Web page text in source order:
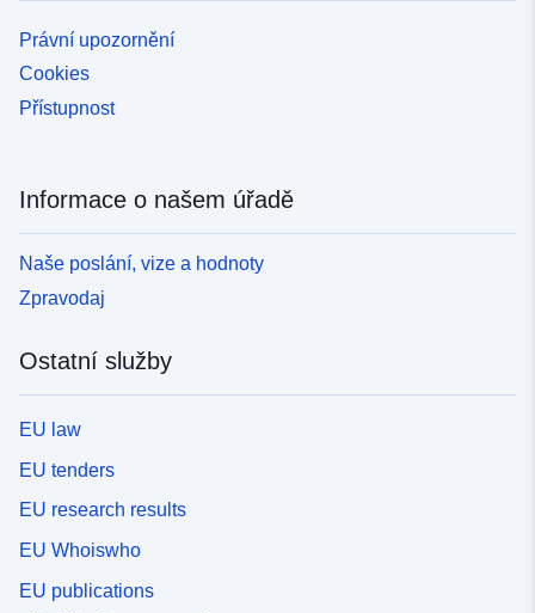
Právní upozornění
Cookies
Přístupnost
Informace o našem úřadě
Naše poslání, vize a hodnoty
Zpravodaj
Ostatní služby
EU law
EU tenders
EU research results
EU Whoiswho
EU publications